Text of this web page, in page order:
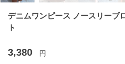
デニムワンピース ノースリーブ
ト
3,380 円